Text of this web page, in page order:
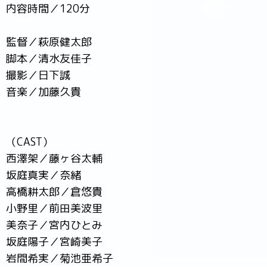
内容時間／120分
監督／萩原健太郎
脚本／清水友佳子
撮影／日下誠
音楽／加藤久貴
（CAST）
西澤架／藤ヶ谷太輔
坂庭真実／奈緒
高橋耕太郎／倉悠貴
小野里／前田美波里
美奈子／宮内ひとみ
坂庭陽子／宮崎美子
岩間希実／菊池亜希子